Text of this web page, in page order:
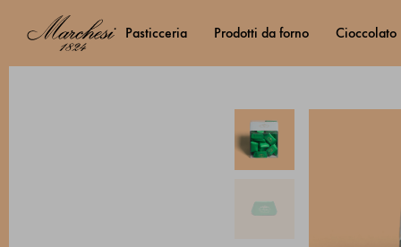
pasticceria prodotti da forno cioccolato